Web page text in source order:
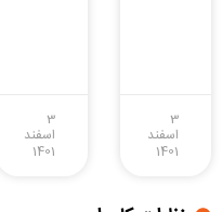
3
اسفند
1401
3
اسفند
1401